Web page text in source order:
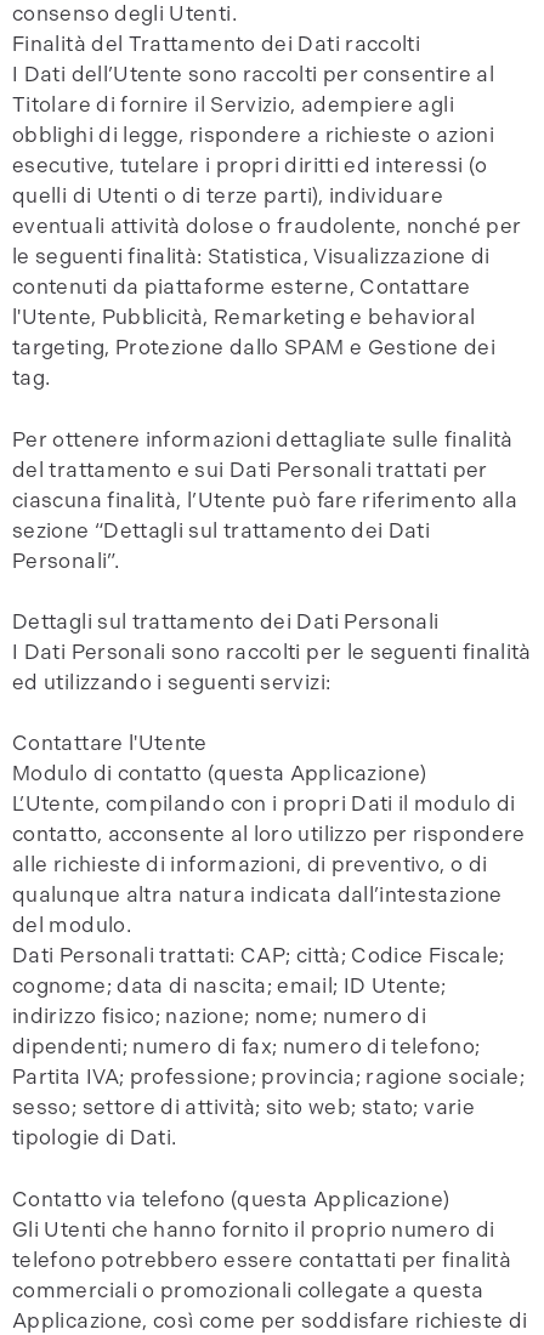
consenso degli Utenti.
Finalità del Trattamento dei Dati raccolti
I Dati dell’Utente sono raccolti per consentire al
Titolare di fornire il Servizio, adempiere agli
obblighi di legge, rispondere a richieste o azioni
esecutive, tutelare i propri diritti ed interessi (o
quelli di Utenti o di terze parti), individuare
eventuali attività dolose o fraudolente, nonché per
le seguenti finalità: Statistica, Visualizzazione di
contenuti da piattaforme esterne, Contattare
l'Utente, Pubblicità, Remarketing e behavioral
targeting, Protezione dallo SPAM e Gestione dei
tag.
Per ottenere informazioni dettagliate sulle finalità
del trattamento e sui Dati Personali trattati per
ciascuna finalità, l’Utente può fare riferimento alla
sezione “Dettagli sul trattamento dei Dati
Personali”.
Dettagli sul trattamento dei Dati Personali
I Dati Personali sono raccolti per le seguenti finalità
ed utilizzando i seguenti servizi:
Contattare l'Utente
Modulo di contatto (questa Applicazione)
L’Utente, compilando con i propri Dati il modulo di
contatto, acconsente al loro utilizzo per rispondere
alle richieste di informazioni, di preventivo, o di
qualunque altra natura indicata dall’intestazione
del modulo.
Dati Personali trattati: CAP; città; Codice Fiscale;
cognome; data di nascita; email; ID Utente;
indirizzo fisico; nazione; nome; numero di
dipendenti; numero di fax; numero di telefono;
Partita IVA; professione; provincia; ragione sociale;
sesso; settore di attività; sito web; stato; varie
tipologie di Dati.
Contatto via telefono (questa Applicazione)
Gli Utenti che hanno fornito il proprio numero di
telefono potrebbero essere contattati per finalità
commerciali o promozionali collegate a questa
Applicazione, così come per soddisfare richieste di